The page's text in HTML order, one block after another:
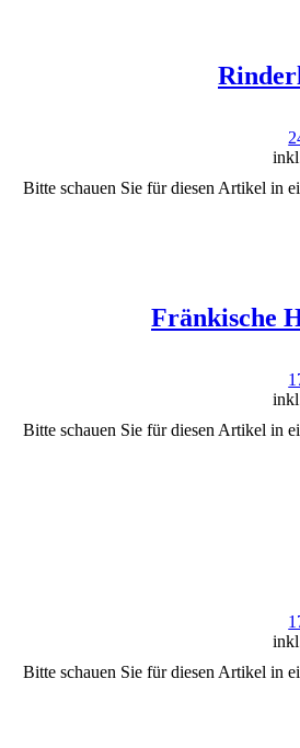
Bitte schauen Sie für diesen Artikel in
Fränkische
Bitte schauen Sie für diesen Artikel in
Bitte schauen Sie für diesen Artikel in